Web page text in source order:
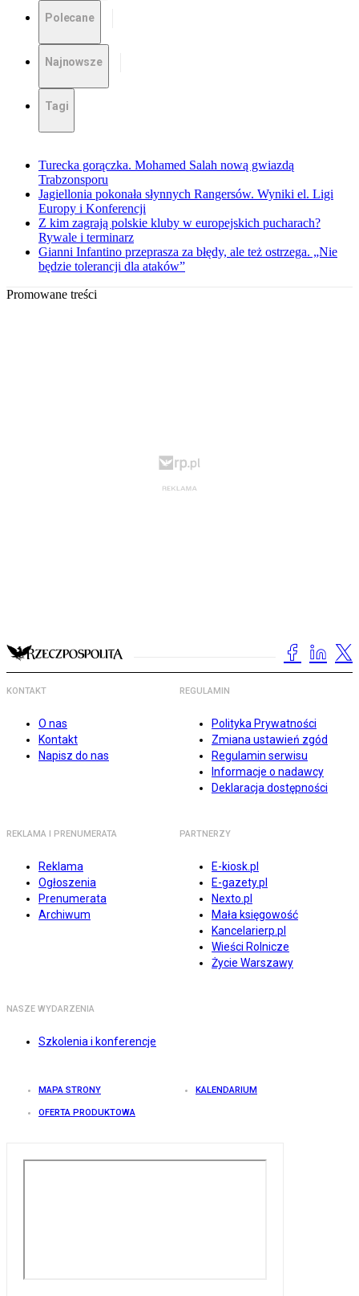
Polecane
Najnowsze
Tagi
Turecka gorączka. Mohamed Salah nową gwiazdą
Trabzonsporu
Jagiellonia pokonała słynnych Rangersów. Wyniki el. Ligi
Europy i Konferencji
Z kim zagrają polskie kluby w europejskich pucharach?
Rywale i terminarz
Gianni Infantino przeprasza za błędy, ale też ostrzega. „Nie
będzie tolerancji dla ataków”
Promowane treści
KONTAKT
O nas
Kontakt
Napisz do nas
REGULAMIN
Polityka Prywatności
Zmiana ustawień zgód
Regulamin serwisu
Informacje o nadawcy
Deklaracja dostępności
REKLAMA I PRENUMERATA
Reklama
Ogłoszenia
Prenumerata
Archiwum
PARTNERZY
E-kiosk.pl
E-gazety.pl
Nexto.pl
Mała księgowość
Kancelarierp.pl
Wieści Rolnicze
Życie Warszawy
NASZE WYDARZENIA
Szkolenia i konferencje
MAPA STRONY KALENDARIUM
OFERTA PRODUKTOWA